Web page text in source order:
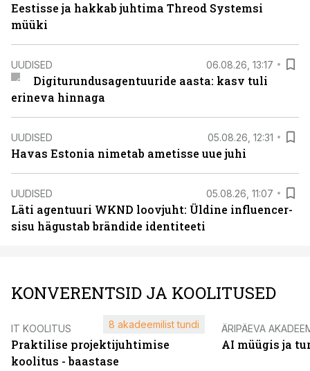
Eestisse ja hakkab juhtima Threod Systemsi
müüki
UUDISED 06.08.26, 13:17
Digiturundusagentuuride aasta: kasv tuli
erineva hinnaga
UUDISED 05.08.26, 12:31
Havas Estonia nimetab ametisse uue juhi
UUDISED 05.08.26, 11:07
Läti agentuuri WKND loovjuht: Üldine influencer-
sisu hägustab brändide identiteeti
KONVERENTSID JA KOOLITUSED
IT KOOLITUS
Praktilise projektijuhtimise
koolitus - baastase
8 akadeemilist tundi ÄRIPÄEVA
AI müügis ja